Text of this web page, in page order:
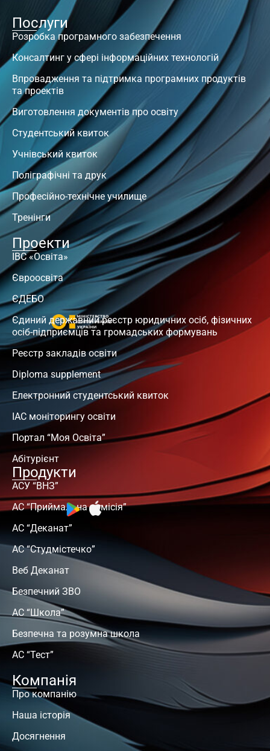
Послуги
Розробка програмного забезпечення
Консалтинг у сфері інформаційних технологій
Впровадження та підтримка програмних продуктів
та проектів
Виготовлення документів про освіту
Студентський квиток
Учнівський квиток
Поліграфічні та друк
Професійно-технічне училище
Тренінги
Проекти
ІВС «Освіта»
Євроосвіта
ЄДЕБО
Єдиний державний реєстр юридичних осіб, фізичних
осіб-підприємців та громадських формувань
Реєстр закладів освіти
Diploma supplement
Електронний студентський квиток
ІАС моніторингу освіти
Портал “Моя Освіта”
Абітурієнт
Продукти
АСУ “ВНЗ”
АС “Приймальна комісія”
АС “Деканат”
АС “Студмістечко”
Веб Деканат
Безпечний ЗВО
АС “Школа”
Безпечна та розумна школа
АС “Тест”
Компанія
Про компанію
Наша історія
Досягнення